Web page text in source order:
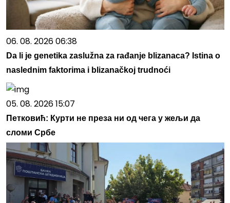
06. 08. 2026 06:38
Da li je genetika zaslužna za rađanje blizanaca? Istina o
naslednim faktorima i blizanačkoj trudnoći
05. 08. 2026 15:07
Петковић: Курти не преза ни од чега у жељи да
сломи Србе